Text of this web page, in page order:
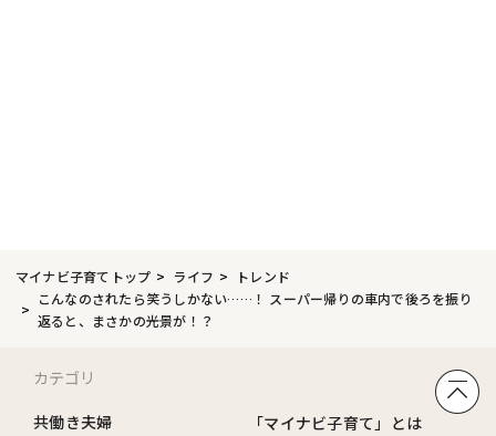
マイナビ子育てトップ ライフ
トレンド
こんなのされたら笑うしかない……！ スーパー帰りの車内で後ろを振り
返ると、まさかの光景が！？
カテゴリ
共働き夫婦
「マイナビ子育て」とは